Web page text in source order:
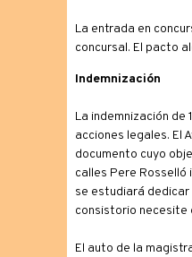
La entrada en
concursal. El pacto
Indemnización
La indemnización
acciones legales. El
documento cuyo
calles Pere Rosselló
se estudiará
consistorio necesite
El auto de la